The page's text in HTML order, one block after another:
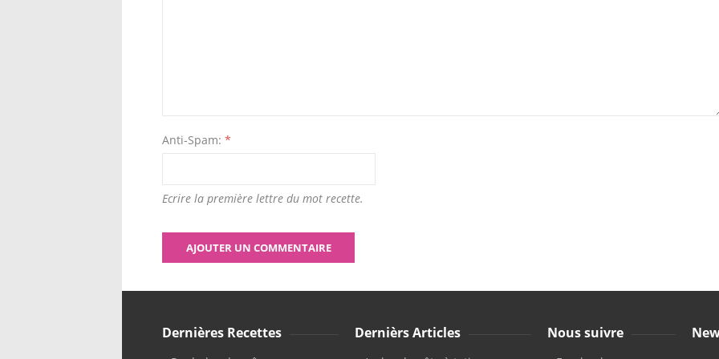
Anti-Spam: *
Ecrire la première lettre du mot recette.
Dernières Recettes Dernièrs Articles Nous suivre